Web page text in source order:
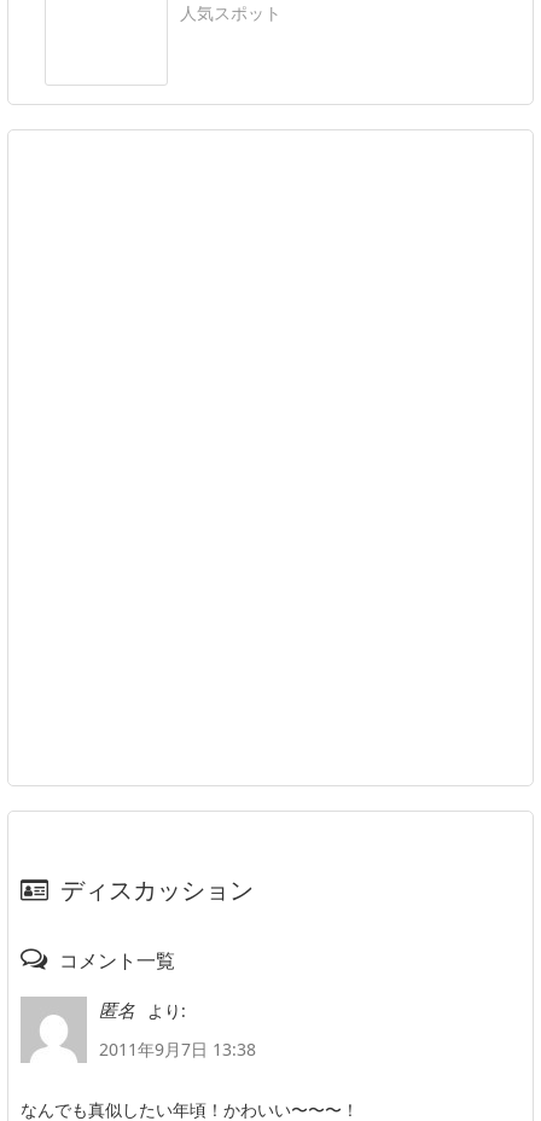
人気スポット
ディスカッション
コメント一覧
匿名
より:
2011年9月7日 13:38
なんでも真似したい年頃！かわいい〜〜〜！